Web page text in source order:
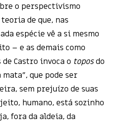
o perspectivismo
de que, nas
espécie vê a si mesmo
– e as demais como
Castro invoca o toposdo
que pode ser
sem prejuízo de suas
humano, está sozinho
fora da aldeia, da